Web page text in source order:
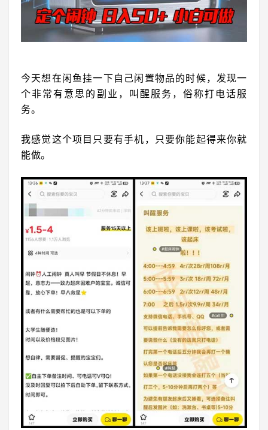
今天想在闲鱼挂一下自己闲置物品的时候，发现一
个非常有意思的副业，叫醒服务，俗称打电话服
务。
我感觉这个项目只要有手机，只要你能起得来你就
能做。